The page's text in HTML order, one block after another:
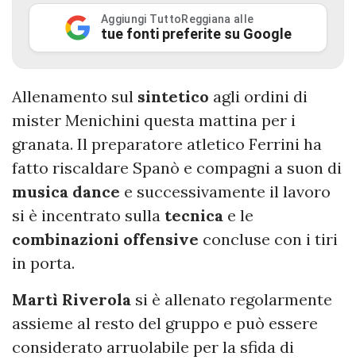
Aggiungi TuttoReggiana alle
tue fonti preferite su Google
Allenamento sul sintetico agli ordini di
mister Menichini questa mattina per i
granata. Il preparatore atletico Ferrini ha
fatto riscaldare Spanò e compagni a suon di
musica dance e successivamente il lavoro
si è incentrato sulla tecnica e le
combinazioni offensive concluse con i tiri
in porta.
Martì Riverola si è allenato regolarmente
assieme al resto del gruppo e può essere
considerato arruolabile per la sfida di